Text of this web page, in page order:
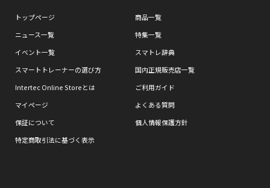
トップページ
商品一覧
ニュース一覧
特集一覧
イベント一覧
スマトレ辞典
スマートトレーナーの選び方
国内正規販売店一覧
Intertec Online Storeとは
ご利用ガイド
マイページ
よくある質問
保証について
個人情報保護方針
特定商取引法に基づく表示